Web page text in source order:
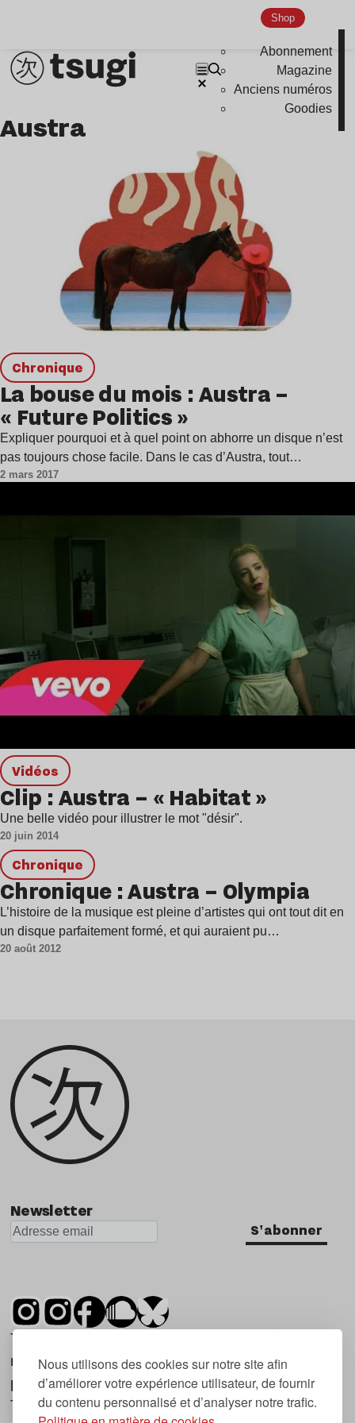
Nous utilisons des cookies sur notre site afin
d’améliorer votre expérience utilisateur, de fournir
du contenu personnalisé et d’analyser notre trafic.
Shop
Abonnement
Magazine
Anciens numéros
Goodies
Austra
chronique
La bouse du mois : Austra –
« Future Politics »
Expliquer pourquoi et à quel point on abhorre un disque n’est
pas toujours chose facile. Dans le cas d’Austra, tout…
2 mars 2017
Vidéos
Clip : Austra – « Habitat »
Une belle vidéo pour illustrer le mot "désir".
20 juin 2014
chronique
Chronique : Austra – Olympia
L’histoire de la musique est pleine d’artistes qui ont tout dit en
un disque parfaitement formé, et qui auraient pu…
20 août 2012
Newsletter
S'abonner
Tsugi est un mensuel indépendant sur la
musique et les nouvelles tendances, dont la
première parution date de 2007.
Tsugi en japonais signifie « prochain », « suivant